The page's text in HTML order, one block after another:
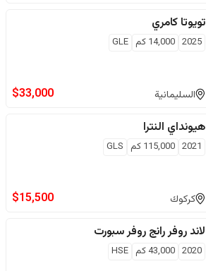
تويوتا كامري
2025
14,000 كم GLE
السليمانية $33,000
هيونداي النترا
2021
115,000 كم GLS
كركوك $15,500
لاند روفررانج روفر سبورت
2020
43,000كم HSE